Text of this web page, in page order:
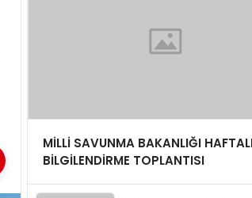
MİLLİ SAVUNMA BAKANLIĞI
BİLGİLENDİRME TOPLANTISI